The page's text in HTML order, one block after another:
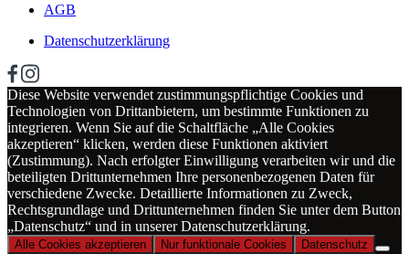
AGB
Datenschutzerklärung
Diese Website verwendet zustimmungspflichtige Cookies und
Technologien von Drittanbietern, um bestimmte Funktionen zu
integrieren. Wenn Sie auf die Schaltfläche „Alle Cookies
akzeptieren“ klicken, werden diese Funktionen aktiviert
(Zustimmung). Nach erfolgter Einwilligung verarbeiten wir und die
beteiligten Drittunternehmen Ihre personenbezogenen Daten für
verschiedene Zwecke. Detaillierte Informationen zu Zweck,
Rechtsgrundlage und Drittunternehmen finden Sie unter dem Button
„Datenschutz“ und in unserer Datenschutzerklärung.
Alle Cookies akzeptieren Nur funktionale Cookies Datenschutz